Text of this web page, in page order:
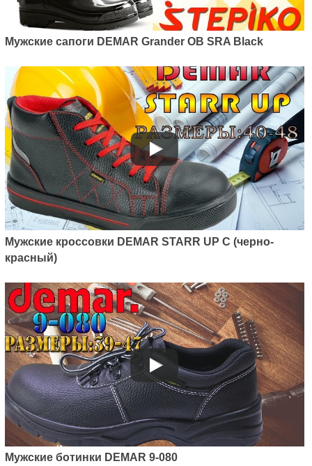
Мужские сапоги DEMAR Grander OB SRA Black
Мужские кроссовки DEMAR STARR UP C (черно-
красный)
Мужские ботинки DEMAR 9-080